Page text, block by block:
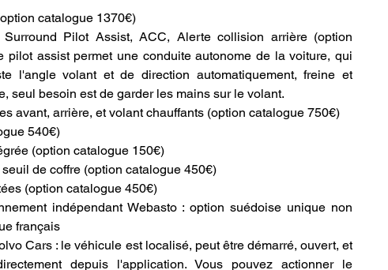
catalogue 1370€)
Pilot Assist, ACC, Alerte collision arrière (option
pilot assist permet une conduite autonome de la voiture, qui
l'angle volant et de direction automatiquement, freine et
seul besoin est de garder les mains sur le volant.
avant, arrière, et volant chauffants (option catalogue 750€)
540€)
(option catalogue 150€)
de coffre (option catalogue 450€)
(option catalogue 450€)
indépendant Webasto : option suédoise unique non
français
Cars : le véhicule est localisé, peut être démarré, ouvert, et
depuis l'application. Vous pouvez actionner le